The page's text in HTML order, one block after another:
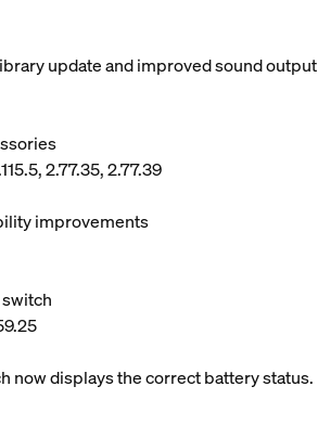
update and improved sound output
2.77.35, 2.77.39
improvements
now displays the correct battery status.